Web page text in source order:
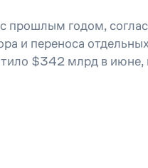
годом,
и переноса
$342 млрд в